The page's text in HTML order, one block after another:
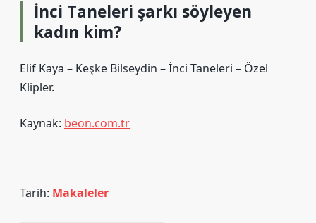
İnci Taneleri şarkı söyleyen
kadın kim?
Elif Kaya – Keşke Bilseydin – İnci Taneleri – Özel
Klipler.
Kaynak: beon.com.tr
Tarih: Makaleler